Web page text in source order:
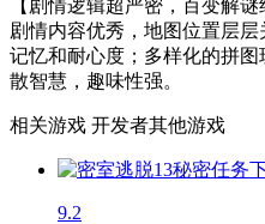
【剧情逻辑超严密，百变解谜
剧情内容优秀，地图位置层
记忆和耐心度；多样化的拼
散智慧，趣味性强。
相关游戏 开发者其他游戏
9.2